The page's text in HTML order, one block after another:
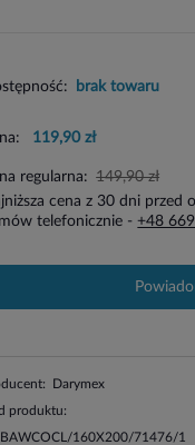
brak towaru
119,90 zł
regularna: 149,90 zł
cena z 30 dni przed
telefonicznie -+48
Darymex
produktu:
160X200/71476/1